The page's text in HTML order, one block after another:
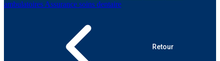
ambulatoires Assurance soins dentaire
Retour